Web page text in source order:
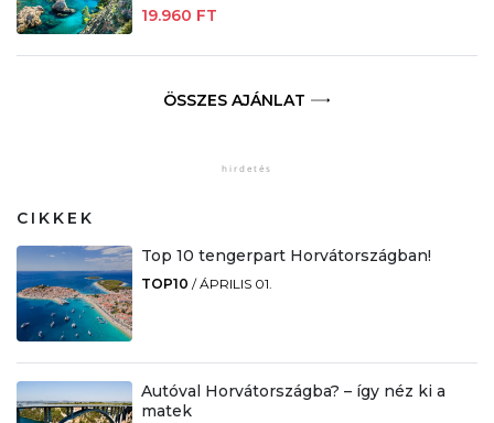
19.960 FT
ÖSSZES AJÁNLAT
CIKKEK
Top 10 tengerpart Horvátországban!
TOP10 /ÁPRILIS 01.
Autóval Horvátországba? – így néz ki a
matek